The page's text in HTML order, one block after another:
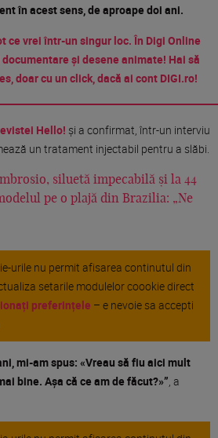
în acest sens, de aproape doi ani.
ce vrei într-un singur loc. În Digi Online
și desene animate! Hai să
doar cu un click, dacă ai cont DIGI.ro!
Hello! și a confirmat, într-un interviu
un tratament injectabil pentru a slăbi.
siluetă impecabilă și la 44
pe o plajă din Brazilia: „Ne
urile nu permit afisarea continutul din
setarile modulelor coookie direct
preferințele – e nevoie sa accepti
mi-am spus: «Vreau să fiu aici mult
bine. Așa că ce am de făcut?»”, a